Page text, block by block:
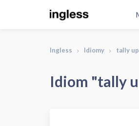
Ingless Idiomy tally up
Idiom "tally